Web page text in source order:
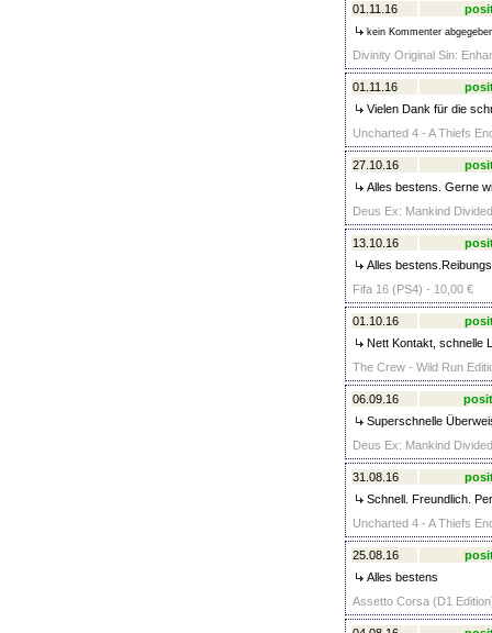
01.11.16
kein Kommenter
Divinity Original Sin:
01.11.16
Vielen Dank für die
Uncharted 4 - A Thiefs
27.10.16
Alles bestens. Gerne
Deus Ex: Mankind
13.10.16
Alles
Fifa 16 (PS4) - 10,00 €
01.10.16
Nett Kontakt, schnelle
The Crew - Wild Run
06.09.16
Superschnelle
Deus Ex: Mankind
31.08.16
Schnell. Freundlich.
Uncharted 4 - A Thiefs
25.08.16
Alles bestens
Assetto Corsa (D1